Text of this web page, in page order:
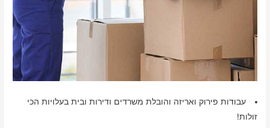
עבודות פירוק ואריזה והובלת משרדים ודירות ובית בעלויות הכי
זולות!